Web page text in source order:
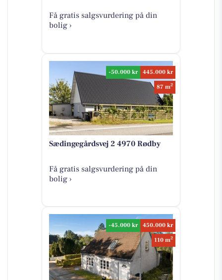
Få gratis salgsvurdering på din
bolig ›
-50.000 kr
445.000 kr
87 m2
Sædingegårdsvej 2 4970 Rødby
Få gratis salgsvurdering på din
bolig ›
-45.000 kr
450.000 kr
110 m2